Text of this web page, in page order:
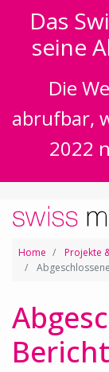
Das
seine
Die
abrufbar,
2022
Home Projekte